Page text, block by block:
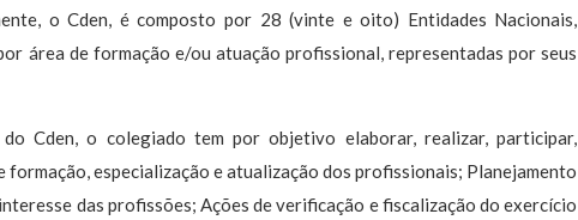
o Cden, é composto por 28 (vinte e oito) Entidades Nacionais,
área de formação e/ou atuação profissional, representadas por seus
Cden, o colegiado tem por objetivo elaborar, realizar, participar,
formação, especialização e atualização dos profissionais; Planejamento
das profissões; Ações de verificação e fiscalização do exercício